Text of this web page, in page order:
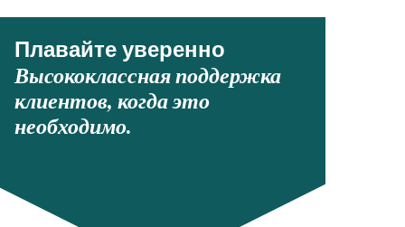
Плавайте уверенно
Высококлассная поддержка
клиентов, когда это
необходимо.